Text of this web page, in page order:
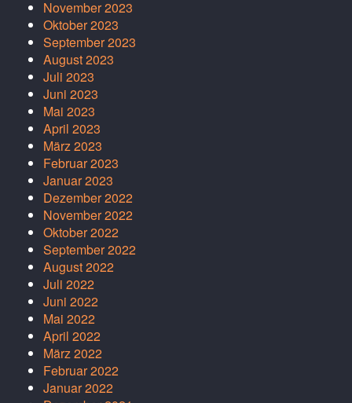
November 2023
Oktober 2023
September 2023
August 2023
Juli 2023
Juni 2023
Mai 2023
April 2023
März 2023
Februar 2023
Januar 2023
Dezember 2022
November 2022
Oktober 2022
September 2022
August 2022
Juli 2022
Juni 2022
Mai 2022
April 2022
März 2022
Februar 2022
Januar 2022